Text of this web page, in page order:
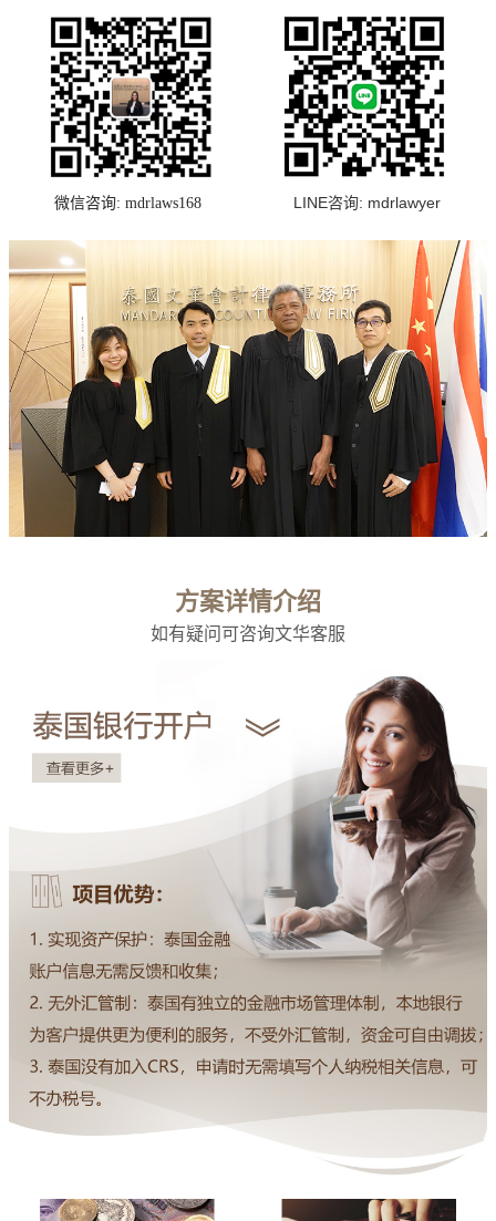
微信咨询: mdrlaws168 LINE咨询: mdrlawyer
方案详情介绍
如有疑问可咨询文华客服